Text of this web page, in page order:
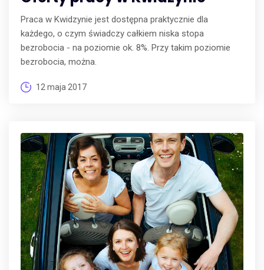
Praca w Kwidzynie jest dostępna praktycznie dla
każdego, o czym świadczy całkiem niska stopa
bezrobocia - na poziomie ok. 8%. Przy takim poziomie
bezrobocia, można.
12 maja 2017